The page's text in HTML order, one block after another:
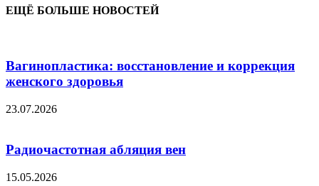
ЕЩЁ БОЛЬШЕ НОВОСТЕЙ
Вагинопластика: восстановление и коррекция
женского здоровья
23.07.2026
Радиочастотная абляция вен
15.05.2026